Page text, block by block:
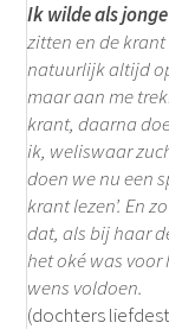
Ik wilde als
zitten en de
natuurlijk altijd
maar aan me
krant, daarna
ik, weliswaar
doen we nu een
krant lezen’. En
dat, als bij haar
het oké was voor
wens voldoen.
(dochters